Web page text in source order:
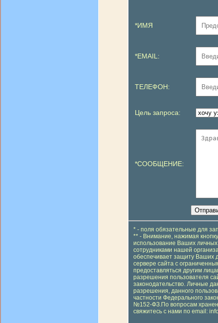
*ИМЯ
*EMAIL:
ТЕЛЕФОН:
Цель запроса:
*СООБЩЕНИЕ:
* - поля обязательные для
** - Внимание, нажимая
использование Ваших
сотрудниками нашей
обеспечивает защиту Ваших
сервере сайта с
предоставляться другим
разрешения пользователя
законодательство. Личные
разрешения, данного
частности Федерального
№152-ФЗ.По вопросам
свяжитесь с нами по email: